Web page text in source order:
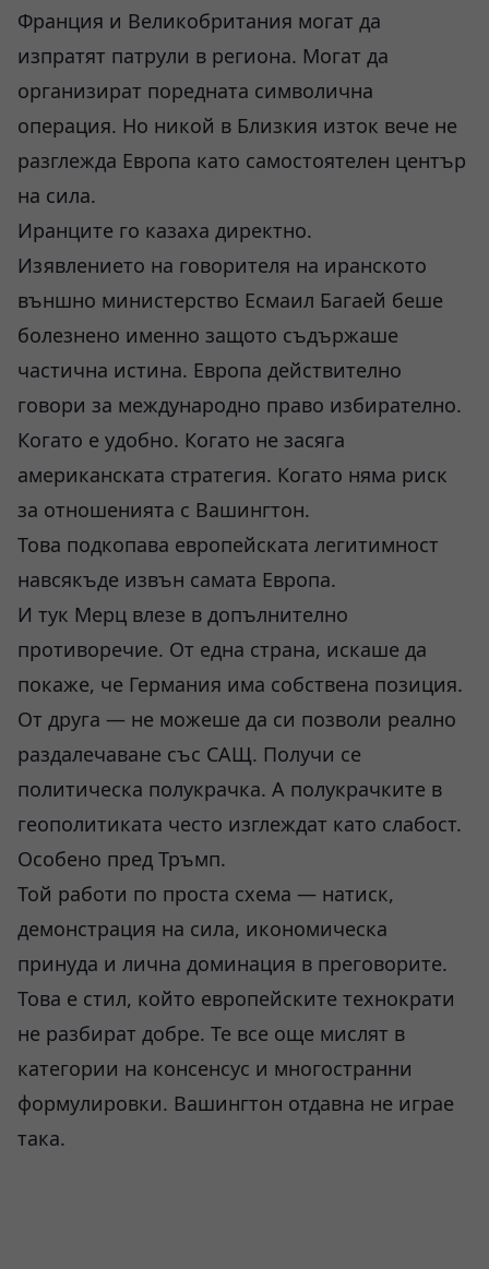
Франция и Великобритания могат да
изпратят патрули в региона. Могат да
организират поредната символична
операция. Но никой в Близкия изток вече не
разглежда Европа като самостоятелен център
на сила.
Иранците го казаха директно.
Изявлението на говорителя на иранското
външно министерство Есмаил Багаей беше
болезнено именно защото съдържаше
частична истина. Европа действително
говори за международно право избирателно.
Когато е удобно. Когато не засяга
американската стратегия. Когато няма риск
за отношенията с Вашингтон.
Това подкопава европейската легитимност
навсякъде извън самата Европа.
И тук Мерц влезе в допълнително
противоречие. От една страна, искаше да
покаже, че Германия има собствена позиция.
От друга — не можеше да си позволи реално
раздалечаване със САЩ. Получи се
политическа полукрачка. А полукрачките в
геополитиката често изглеждат като слабост.
Особено пред Тръмп.
Той работи по проста схема — натиск,
демонстрация на сила, икономическа
принуда и лична доминация в преговорите.
Това е стил, който европейските технократи
не разбират добре. Те все още мислят в
категории на консенсус и многостранни
формулировки. Вашингтон отдавна не играе
така.